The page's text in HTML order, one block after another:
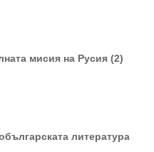
мисия на Русия (2)
литература